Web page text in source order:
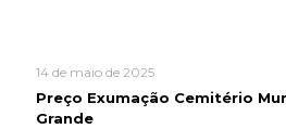
14 de maio de 2025
Preço Exumação Cemitério
Grande